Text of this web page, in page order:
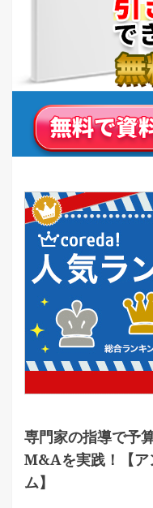
専門家の指導で予
M&Aを実践！【ア
ム】